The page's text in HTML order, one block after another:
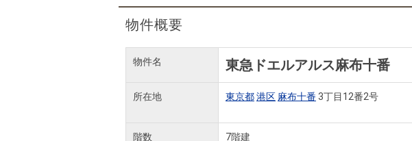
物件概要
物件名 東急ドエルアルス麻布十番
所在地 東京都港区 麻布十番 3丁目12番2号
階数 7階建